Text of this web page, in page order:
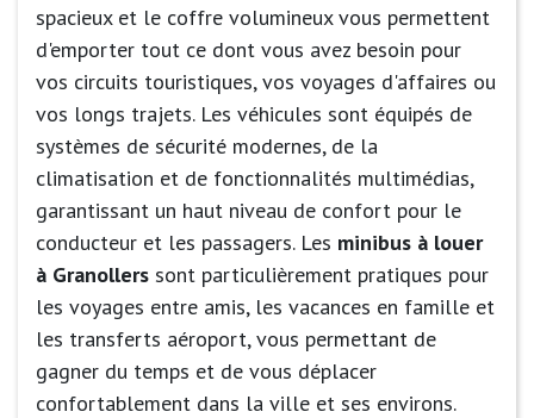
spacieux et le coffre volumineux vous permettent
d'emporter tout ce dont vous avez besoin pour
vos circuits touristiques, vos voyages d'affaires ou
vos longs trajets. Les véhicules sont équipés de
systèmes de sécurité modernes, de la
climatisation et de fonctionnalités multimédias,
garantissant un haut niveau de confort pour le
conducteur et les passagers. Les minibus à louer
à Granollers sont particulièrement pratiques pour
les voyages entre amis, les vacances en famille et
les transferts aéroport, vous permettant de
gagner du temps et de vous déplacer
confortablement dans la ville et ses environs.